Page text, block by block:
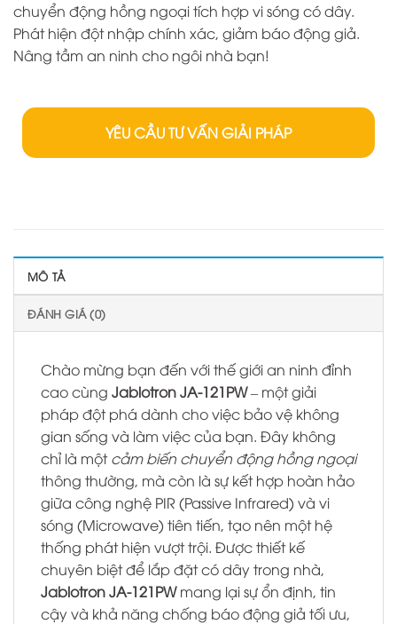
chuyển động hồng ngoại tích hợp vi sóng có dây.
Phát hiện đột nhập chính xác, giảm báo động giả.
Nâng tầm an ninh cho ngôi nhà bạn!
YÊU CẦU TƯ VẤN GIẢI PHÁP
MÔ TẢ
ĐÁNH GIÁ (0)
Chào mừng bạn đến với thế giới an ninh đỉnh
cao cùng Jablotron JA-121PW– một giải
pháp đột phá dành cho việc bảo vệ không
gian sống và làm việc của bạn. Đây không
chỉ là mộtcảm biến chuyển động hồng ngoại
thông thường, mà còn là sự kết hợp hoàn hảo
giữa công nghệ PIR (Passive Infrared) và vi
sóng (Microwave) tiên tiến, tạo nên một hệ
thống phát hiện vượt trội. Được thiết kế
chuyên biệt để lắp đặt có dây trong nhà,
Jablotron JA-121PWmang lại sự ổn định, tin
cậy và khả năng chống báo động giả tối ưu,